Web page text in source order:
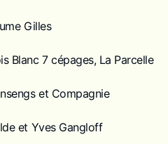
Gilles
Blanc 7 cépages, La Parcelle
et Compagnie
et Yves Gangloff